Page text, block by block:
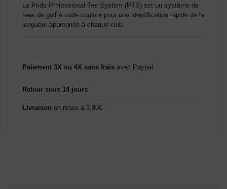
Le Pride Professional Tee System (PTS) est un système de
tees de golf à code couleur pour une identification rapide de la
longueur appropriée à chaque club.
Paiement 3X ou 4X sans frais avec Paypal
Retour sous 14 jours
Livraison en relais à 3,90€